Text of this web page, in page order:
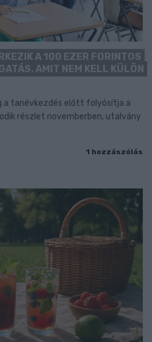
A 100 EZER FORINTOS
AMIT NEM KELL KÜLÖN
a tanévkezdés előtt folyósítja a
részlet novemberben, utalvány
1 hozzászólás